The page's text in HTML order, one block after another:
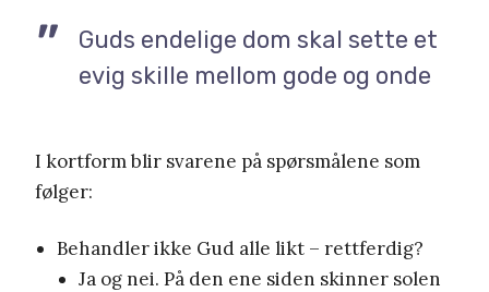
Guds endelige dom skal sette et
evig skille mellom gode og onde
I kortform blir svarene på spørsmålene som
følger:
Behandler ikke Gud alle likt – rettferdig?
Ja og nei. På den ene siden skinner solen